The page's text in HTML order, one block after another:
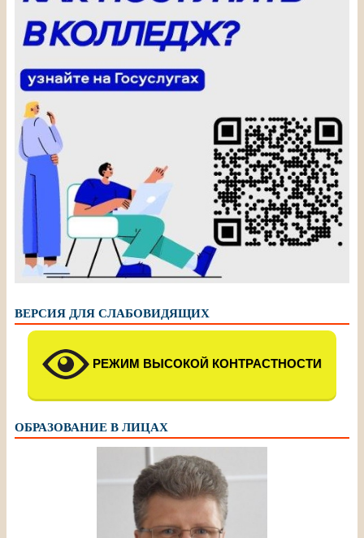
ВЕРСИЯ ДЛЯ СЛАБОВИДЯЩИХ
РЕЖИМ ВЫСОКОЙ КОНТРАСТНОСТИ
ОБРАЗОВАНИЕ В ЛИЦАХ